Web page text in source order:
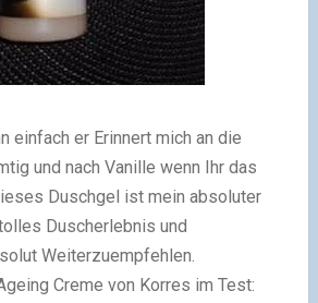
einfach er Erinnert mich an die
und nach Vanille wenn Ihr das
Duschgel ist mein absoluter
Duscherlebnis und
Weiterzuempfehlen.
Creme von Korres im Test: